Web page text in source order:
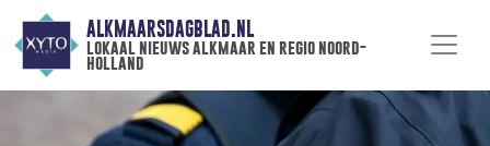
ALKMAARSDAGBLAD.NL
lokaal nieuws alkmaar en regio noord-
holland